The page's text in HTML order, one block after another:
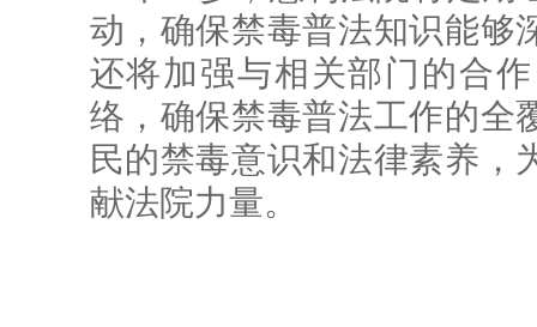
动，确保禁毒普法知识能够
还将加强与相关部门的合
络，确保禁毒普法工作的全
民的禁毒意识和法律素养，
献法院力量。